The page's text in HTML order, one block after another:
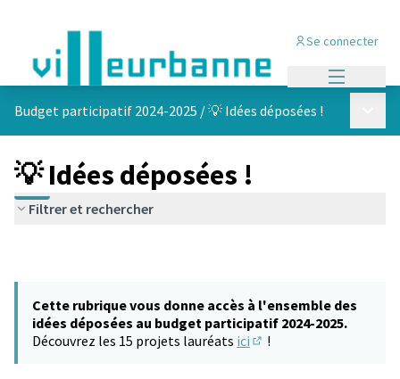
Se connecter
Budget participatif 2024-2025 /💡 Idées déposées !
💡 Idées déposées !
Filtrer et rechercher
Cette rubrique vous donne accès à l'ensemble des
idées déposées au budget participatif 2024-2025.
Découvrez les 15 projets lauréats ici !